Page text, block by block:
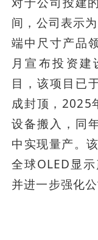
间，公司表示
端中尺寸产品
月宣布投资建
目，该项目已
成封顶，2025
设备搬入，同
中实现量产。
全球OLED显
并进一步强化